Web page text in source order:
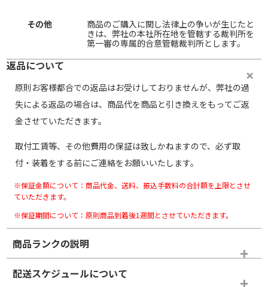
その他
商品のご購入に関し法律上の争いが生じたと
きは、弊社の本社所在地を管轄する裁判所を
第一審の専属的合意管轄裁判所とします。
返品について
原則お客様都合での返品はお受けしておりませんが、弊社の過
失による返品の場合は、商品代を商品と引き換えをもってご返
金させていただきます。
取付工賃等、その他費用の保証は致しかねますので、必ず取
付・装着をする前にご連絡をお願いいたします。
※保証金額について：商品代金、送料、振込手数料の合計額を上限とさせ
ていただきます。
※保証期間について：原則商品到着後1週間とさせていただきます。
商品ランクの説明
※商品ランクは出品者の主観により判断しておりますので、あら
かじめご了承ください。
配送スケジュールについて